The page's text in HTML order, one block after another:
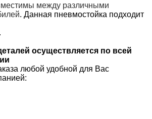
между различными
. Данная пневмостойка подходит
осуществляется по всей
любой удобной для Вас